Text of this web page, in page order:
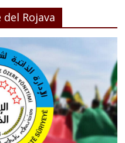
Rojava